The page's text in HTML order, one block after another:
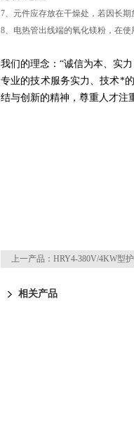
7、元件应存放在干燥处，若因长
8、电热管出线端的氧化镁粉，在
我们的理念：“诚信为本、实
专业的技术服务实力、技术*
结与创新的精神，尊重人才注
上一产品： HRY4-380V/4KW型
相关产品